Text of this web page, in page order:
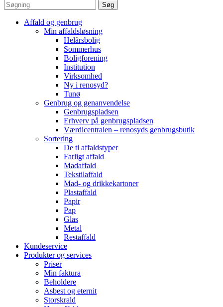
Søg
efter:
Affald og genbrug
Min affaldsløsning
Helårsbolig
Sommerhus
Boligforening
Institution
Virksomhed
Ny i renosyd?
Tunø
Genbrug og genanvendelse
Genbrugspladsen
Erhverv på genbrugspladsen
Værdicentralen – renosyds genbrugsbutik
Sortering
De ti affaldstyper
Farligt affald
Madaffald
Tekstilaffald
Mad- og drikkekartoner
Plastaffald
Papir
Pap
Glas
Metal
Restaffald
Kundeservice
Produkter og services
Priser
Min faktura
Beholdere
Asbest og eternit
Storskrald